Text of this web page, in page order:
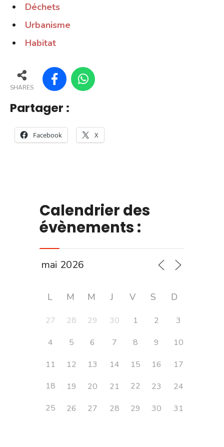
Déchets
Urbanisme
Habitat
SHARES
Partager :
Facebook X
Calendrier des
évènements :
L M M J V S D
27 28 29 30 1 2
3
4
5 6 7 8 9
10
11
12 13 14 15 16
17
18
19 20 21 22 23
24
25
26 27 28 29 30 31